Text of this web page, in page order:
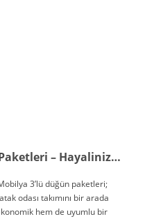
2026 Evaç Mobilya Düğün Paketleri – Hayalinizdeki Evi Bir Arada Sunuyoruz!
3’lü düğün paketleri;
odası takımını bir arada
hem de uyumlu bir